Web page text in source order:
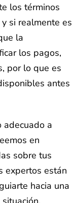
los términos
si realmente es
la
los pagos,
por lo que es
antes
adecuado a
en
sobre tus
expertos están
hacia una